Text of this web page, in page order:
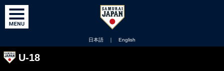
日本語 ｜ English
U-18